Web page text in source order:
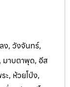
ง, วังจันทร์,
มาบตาพุด, อีส
ะ, ห้วยโป่ง,